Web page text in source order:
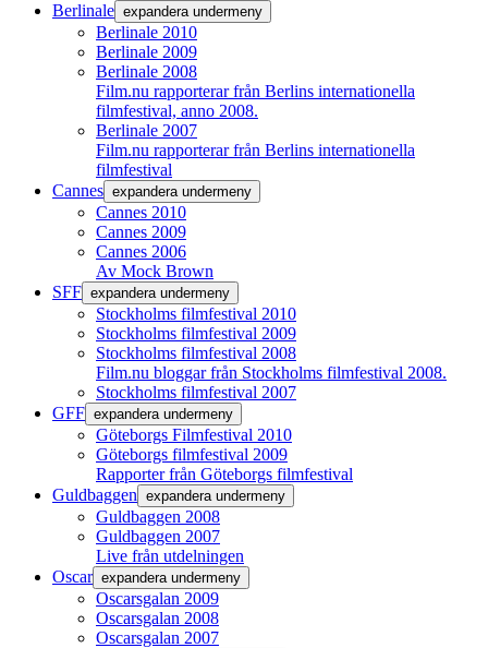
Berlinale expandera undermeny
Berlinale 2010
Berlinale 2009
Berlinale 2008
Film.nu rapporterar från Berlins internationella
filmfestival, anno 2008.
Berlinale 2007
Film.nu rapporterar från Berlins internationella
filmfestival
Cannes expandera undermeny
Cannes 2010
Cannes 2009
Cannes 2006
Av Mock Brown
SFF expandera undermeny
Stockholms filmfestival 2010
Stockholms filmfestival 2009
Stockholms filmfestival 2008
Film.nu bloggar från Stockholms filmfestival 2008.
Stockholms filmfestival 2007
GFF expandera undermeny
Göteborgs Filmfestival 2010
Göteborgs filmfestival 2009
Rapporter från Göteborgs filmfestival
Guldbaggen expandera undermeny
Guldbaggen 2008
Guldbaggen 2007
Live från utdelningen
Oscar expandera undermeny
Oscarsgalan 2009
Oscarsgalan 2008
Oscarsgalan 2007